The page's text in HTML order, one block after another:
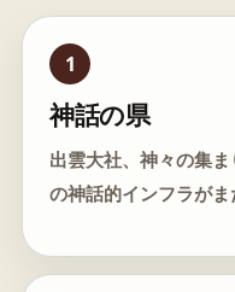
1
神話の県
出雲大社、神々の集
の神話的インフラがま